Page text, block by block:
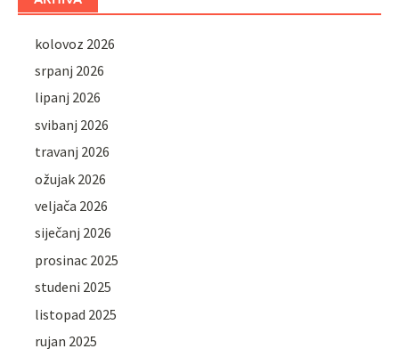
kolovoz 2026
srpanj 2026
lipanj 2026
svibanj 2026
travanj 2026
ožujak 2026
veljača 2026
siječanj 2026
prosinac 2025
studeni 2025
listopad 2025
rujan 2025